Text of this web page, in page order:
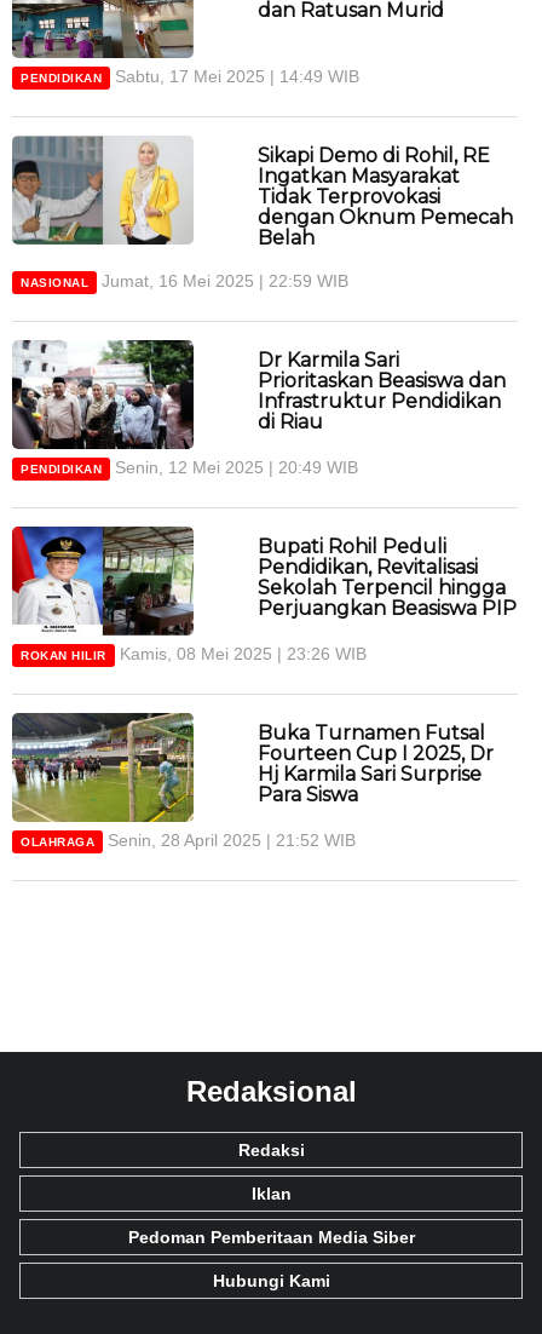
dan Ratusan Murid
PENDIDIKAN Sabtu, 17 Mei 2025 | 14:49 WIB
Sikapi Demo di Rohil, RE
Ingatkan Masyarakat
Tidak Terprovokasi
dengan Oknum Pemecah
Belah
NASIONAL Jumat, 16 Mei 2025 | 22:59 WIB
Dr Karmila Sari
Prioritaskan Beasiswa dan
Infrastruktur Pendidikan
di Riau
PENDIDIKAN Senin, 12 Mei 2025 | 20:49 WIB
Bupati Rohil Peduli
Pendidikan, Revitalisasi
Sekolah Terpencil hingga
Perjuangkan Beasiswa PIP
ROKAN HILIR Kamis, 08 Mei 2025 | 23:26 WIB
Buka Turnamen Futsal
Fourteen Cup I 2025, Dr
Hj Karmila Sari Surprise
Para Siswa
OLAHRAGA Senin, 28 April 2025 | 21:52 WIB
Redaksional
Redaksi
Iklan
Pedoman Pemberitaan Media Siber
Hubungi Kami